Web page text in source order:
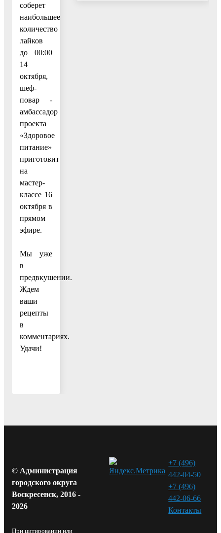
соберет
наибольшее
количество
лайков
до 00:00
14
октября,
шеф-
повар -
амбассадор
проекта
«Здоровое
питание»
приготовит
на
мастер-
классе 16
октября в
прямом
эфире.
Мы уже
в
предвкушении.
Ждем
ваши
рецепты
в
комментариях.
Удачи!
© Администрация
городского округа
Воскресенск, 2016 -
2026
При цитировании или
+7 (496)
442-04-50
+7 (496)
442-06-66
Контакты⁠